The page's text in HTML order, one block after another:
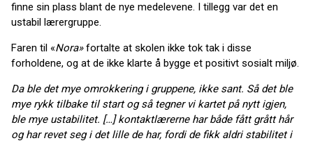
finne sin plass blant de nye medelevene. I tillegg var det en
ustabil lærergruppe.
Faren til «Nora»fortalte at skolen ikke tok tak i disse
forholdene, og at de ikke klarte å bygge et positivt sosialt miljø.
Da ble det mye omrokkering i gruppene, ikke sant. Så det ble
mye rykk tilbake til start og så tegner vi kartet på nytt igjen,
ble mye ustabilitet. […] kontaktlærerne har både fått grått hår
og har revet seg i det lille de har, fordi de fikk aldri stabilitet i